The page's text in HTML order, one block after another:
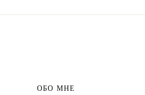
ОБО МНЕ